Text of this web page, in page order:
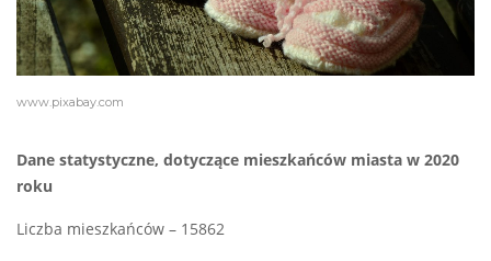
www.pixabay.com
Dane statystyczne, dotyczące mieszkańców miasta w 2020
roku
Liczba mieszkańców – 15862